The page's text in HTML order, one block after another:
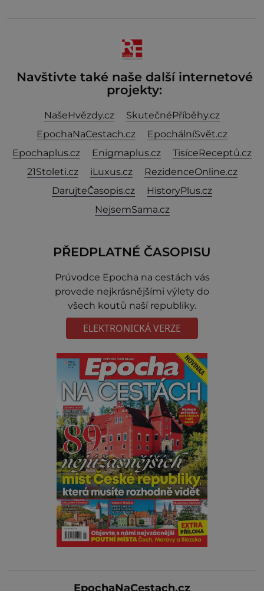
Navštivte také naše další internetové
projekty:
NašeHvězdy.cz
SkutečnéPříběhy.cz
EpochaNaCestach.cz
EpochálníSvět.cz
Epochaplus.cz
Enigmaplus.cz
TisíceReceptů.cz
21Stoleti.cz
iLuxus.cz
RezidenceOnline.cz
DarujteČasopis.cz
HistoryPlus.cz
NejsemSama.cz
PŘEDPLATNÉ ČASOPISU
Prúvodce Epocha na cestách vás
provede nejkrásnějšími výlety do
všech koutů naší republiky.
ELEKTRONICKÁ VERZE
EpochaNaCestach.cz